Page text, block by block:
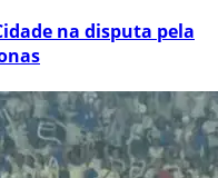
na disputa pela